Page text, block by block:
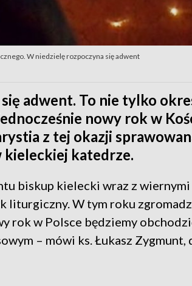
W niedzielę rozpoczyna się adwent
adwent. To nie tylko
nowy rok w
z tej okazji
kieleckiej katedrze.
biskup kielecki wraz z
liturgiczny. W tym roku
rok w Polsce będziemy
– mówi ks. Łukasz